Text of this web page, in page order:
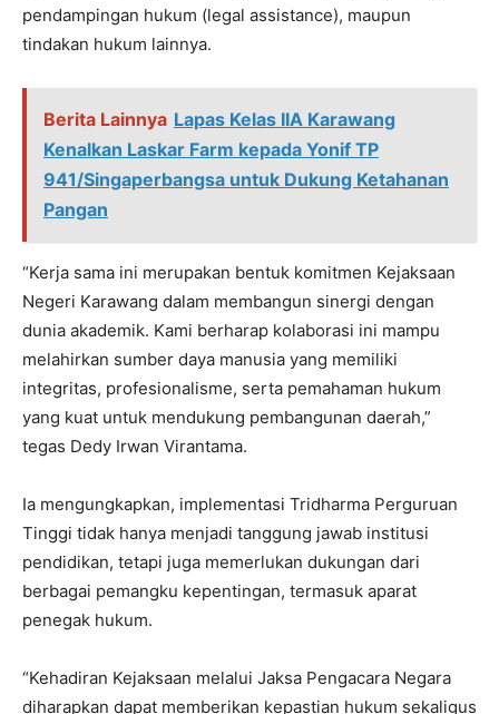
pendampingan hukum (legal assistance), maupun
tindakan hukum lainnya.
Berita Lainnya Lapas Kelas IIA Karawang
Kenalkan Laskar Farm kepada Yonif TP
941/Singaperbangsa untuk Dukung Ketahanan
Pangan
“Kerja sama ini merupakan bentuk komitmen Kejaksaan
Negeri Karawang dalam membangun sinergi dengan
dunia akademik. Kami berharap kolaborasi ini mampu
melahirkan sumber daya manusia yang memiliki
integritas, profesionalisme, serta pemahaman hukum
yang kuat untuk mendukung pembangunan daerah,”
tegas Dedy Irwan Virantama.
Ia mengungkapkan, implementasi Tridharma Perguruan
Tinggi tidak hanya menjadi tanggung jawab institusi
pendidikan, tetapi juga memerlukan dukungan dari
berbagai pemangku kepentingan, termasuk aparat
penegak hukum.
“Kehadiran Kejaksaan melalui Jaksa Pengacara Negara
diharapkan dapat memberikan kepastian hukum sekaligus